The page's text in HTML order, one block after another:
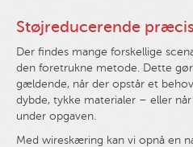
Støjreducerende
Der findes mange forskellige
den foretrukne metode. Dette gør
gældende, når der opstår et
dybde, tykke materialer – eller
under opgaven.
Med wireskæring kan vi opnå en